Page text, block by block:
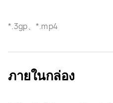
*.3gp、*.mp4
ภายในกล่อง